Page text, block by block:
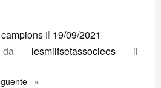
campions il 19/09/2021
da lesmilfsetassociees il
Seguente